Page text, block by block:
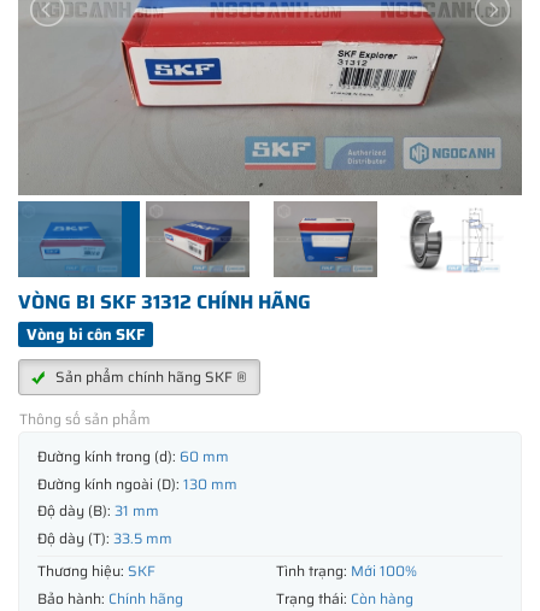
VÒNG BI SKF 31312 CHÍNH HÃNG
Vòng bi côn SKF
Sản phẩm chính hãng SKF ®
Thông số sản phẩm
Đường kính trong (d): 60 mm
Đường kính ngoài (D): 130 mm
Độ dày (B): 31 mm
Độ dày (T): 33.5 mm
Thương hiệu: SKF Tình trạng: Mới 100%
Bảo hành: Chính hãng Trạng thái: Còn hàng